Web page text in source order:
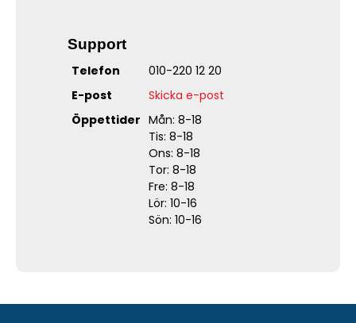
Support
Telefon
010-220 12 20
E-post
Skicka e-post
Öppettider Mån: 8-18
Tis: 8-18
Ons: 8-18
Tor: 8-18
Fre: 8-18
Lör: 10-16
Sön: 10-16